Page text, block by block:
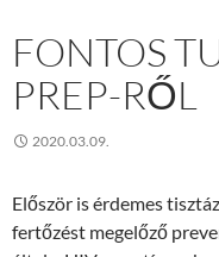
FONTOS
PREP-RŐL
2020.03.09.
Először is érdemes
fertőzést megelőző